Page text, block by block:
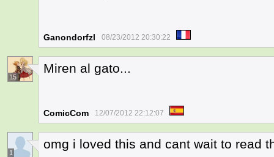
Ganondorfzl 08/23/2012 20:30:22
15
Miren al gato...
ComicCom 12/07/2012 22:12:07
1
omg i loved this and cant wait to read